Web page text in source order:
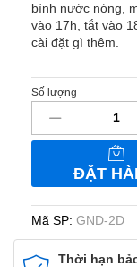
bình nước nóng,
vào 17h, tắt vào
cài đặt gì thêm.
Ổ
cắm
hẹn
liên
24h
Số lượng
ĐẶT
Mã SP: GND-2D
Thời hạn